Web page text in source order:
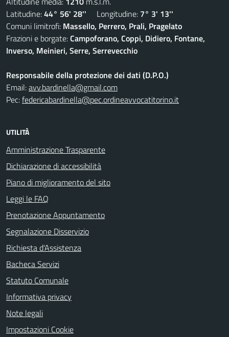
Latitudine:44° 56' 28'' Longitudine: 7° 3' 13''
Comuni limitrofi: Massello, Perrero, Prali, Pragelato
Frazioni e borgate:Campoforano, Coppi, Didiero, Fontane,
Inverso, Meinieri, Serre, Serrevecchio
Responsabile della protezione dei dati (D.P.O.)
Email:avv.bardinella@gmail.com
Pec:federicabardinella@pec.ordineavvocatitorino.it
UTILITÀ
Amministrazione Trasparente
Dichiarazione di accessibilità
Piano di miglioramento del sito
Leggi le FAQ
Prenotazione Appuntamento
Segnalazione Disservizio
Richiesta d'Assistenza
Bacheca Servizi
Statuto Comunale
Informativa privacy
Note legali
Impostazioni Cookie